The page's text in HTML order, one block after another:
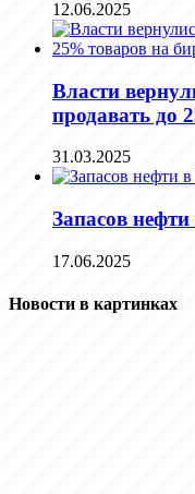
12.06.2025
Власти
продавать до
31.03.2025
Запасов нефти
17.06.2025
Новости в картинках